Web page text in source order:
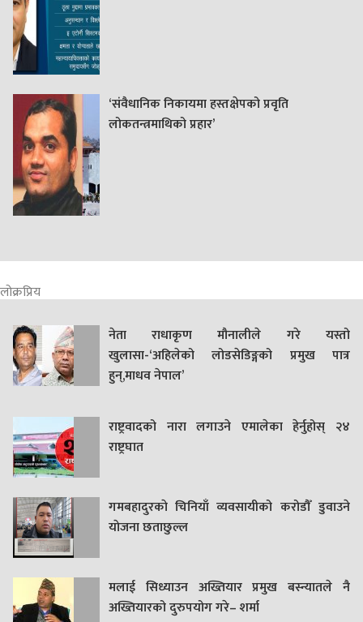
‘संवैधानिक निकायमा हस्तक्षेपको प्रवृति
लोकतन्त्रमाथिको प्रहार’
लोक्रप्रिय
नेता राधाकृण मौनालीले गरे यस्तो
खुलासा-‘अहिलेको लोडसेडिङ्गको प्रमुख पात्र
हुन्,माधव नेपाल’
राष्ट्रवादको नारा लगाउने एमालेका हेर्नुहोस् २४
राष्ट्रघात
गमबहादुरकाे चिनियाँ व्यवसायीको करोडौँ डुवाउने
याेजना छताछुल्ल
मलाई सिध्याउन अख्तियार प्रमुख बस्न्यातले नै
अख्तियारको दुरुपयोग गरे– शर्मा